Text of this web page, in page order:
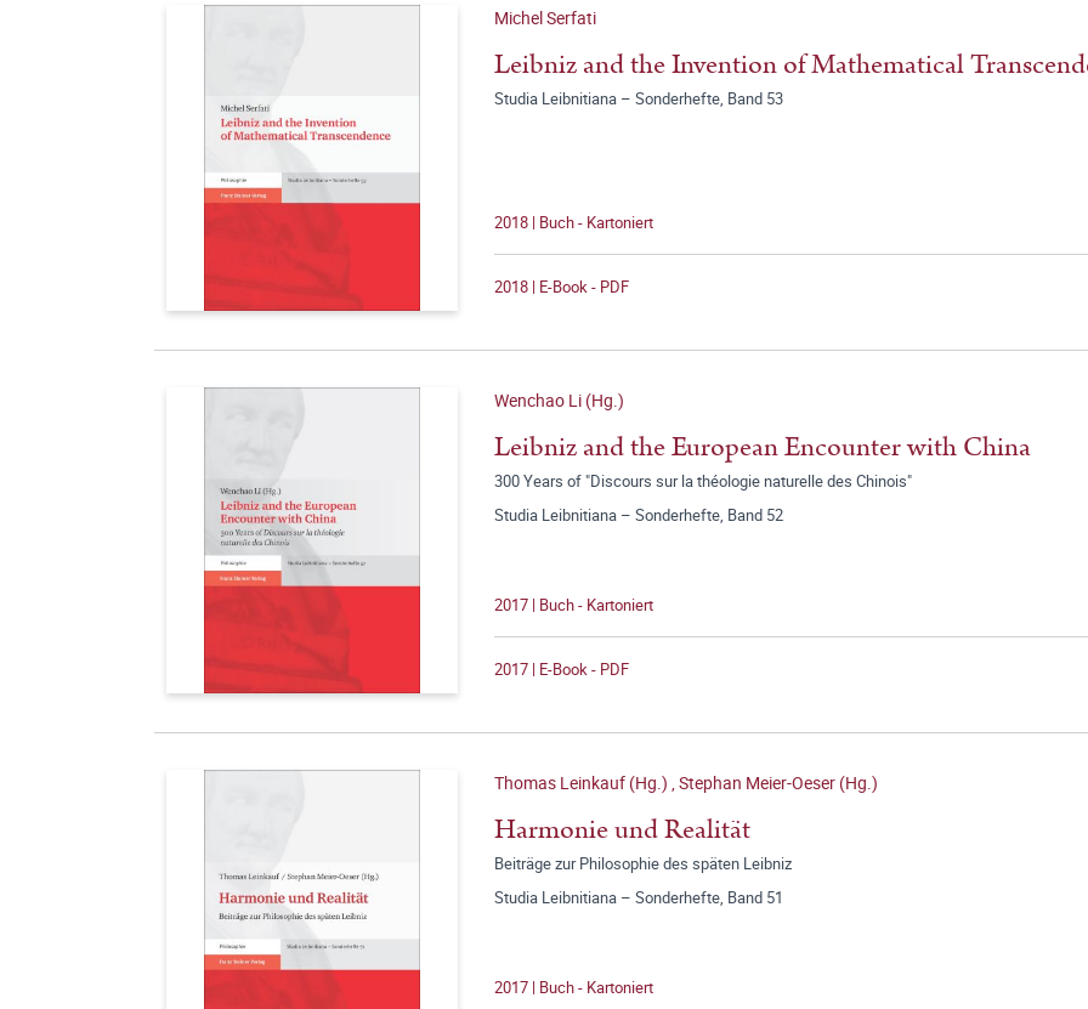
Michel Serfati
Leibniz and the Invention of Mathematical
Studia Leibnitiana – Sonderhefte, Band 53
2018 | Buch - Kartoniert
2018 | E-Book - PDF
Wenchao Li (Hg.)
Leibniz and the European Encounter with China
300 Years of "Discours sur la théologie naturelle des Chinois"
Studia Leibnitiana – Sonderhefte, Band 52
2017 | Buch - Kartoniert
2017 | E-Book - PDF
Thomas Leinkauf (Hg.) ,Stephan Meier-Oeser (Hg.)
Harmonie und Realität
Beiträge zur Philosophie des späten Leibniz
Studia Leibnitiana – Sonderhefte, Band 51
2017 | Buch - Kartoniert